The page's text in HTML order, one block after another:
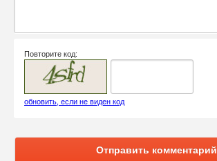
Повторите код:
обновить, если не виден код
Отправить комментарий